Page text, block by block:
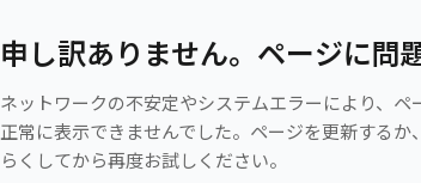
申し訳ありません。ページに問
ネットワークの不安定やシステムエラーにより、ペ
正常に表示できませんでした。ページを更新するか
らくしてから再度お試しください。